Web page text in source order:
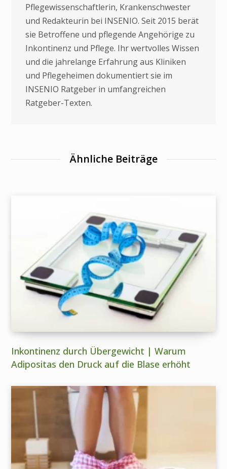
Pflegewissenschaftlerin, Krankenschwester
und Redakteurin bei INSENIO. Seit 2015 berät
sie Betroffene und pflegende Angehörige zu
Inkontinenz und Pflege. Ihr wertvolles Wissen
und die jahrelange Erfahrung aus Kliniken
und Pflegeheimen dokumentiert sie im
INSENIO Ratgeber in umfangreichen
Ratgeber-Texten.
Ähnliche Beiträge
Inkontinenz durch Übergewicht | Warum
Adipositas den Druck auf die Blase erhöht